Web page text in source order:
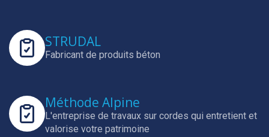
STRUDAL
Fabricant de produits béton
Méthode Alpine
L'entreprise de travaux sur cordes qui entretient et
valorise votre patrimoine